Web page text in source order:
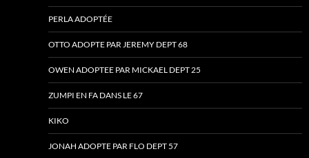
PERLA ADOPTÉE
OTTO ADOPTE PAR JEREMY DEPT 68
OWEN ADOPTEE PAR MICKAEL DEPT 25
ZUMPI EN FA DANS LE 67
KIKO
JONAH ADOPTE PAR FLO DEPT 57